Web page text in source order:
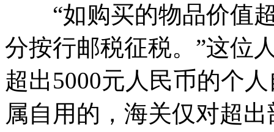
“如购买的物品价值超
分按行邮税征税。”这位
超出5000元人民币的个
属自用的，海关仅对超